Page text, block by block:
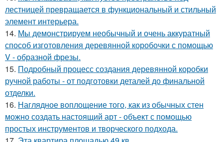
лестницей превращается в функциональный и стильный
элемент интерьера.
14. Мы демонстрируем необычный и очень аккуратный
способ изготовления деревянной коробочки с помощью
V - образной фрезы.
15. Подробный процесс создания деревянной коробки
ручной работы - от подготовки деталей до финальной
отделки.
16. Наглядное воплощение того, как из обычных стен
можно создать настоящий арт - объект с помощью
простых инструментов и творческого подхода.